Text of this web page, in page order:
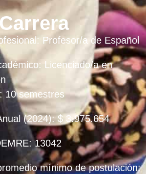
Profesor/a de Español
Licenciado/a en
10 semestres
(2024): $ 3.975.654
13042
mínimo de postulación: